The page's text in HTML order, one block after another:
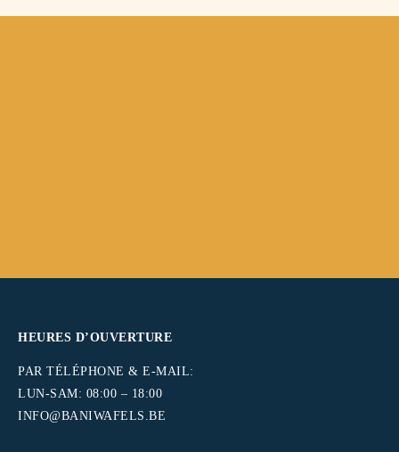
HEURES D’OUVERTURE
PAR TÉLÉPHONE & E-MAIL:
LUN-SAM: 08:00 – 18:00
INFO@BANIWAFELS.BE